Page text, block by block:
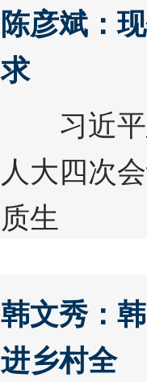
陈彦斌：
求
习近平
人大四次
质生
韩文秀：
进乡村全